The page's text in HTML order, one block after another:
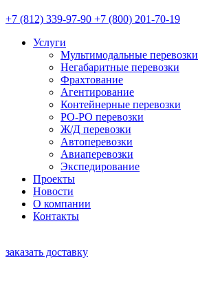
+7 (812) 339-97-90 +7 (800) 201-70-19
Услуги
Мультимодальные перевозки
Негабаритные перевозки
Фрахтование
Агентирование
Контейнерные перевозки
РО-РО перевозки
Ж/Д перевозки
Автоперевозки
Авиаперевозки
Экспедирование
Проекты
Новости
О компании
Контакты
заказать доставку